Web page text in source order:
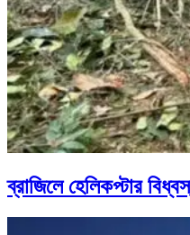
ব্রাজিলে হেলিকপ্টার